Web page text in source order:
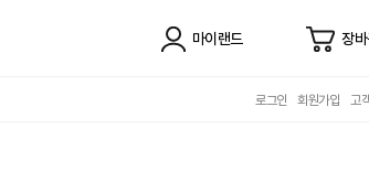
마이랜드 장
로그인 회원가입 고